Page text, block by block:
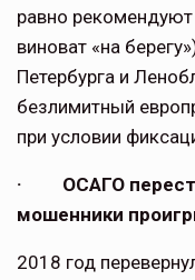
равно рекомендуют
виноват «на
Петербурга и
безлимитный
при условии
· ОСАГО
мошенники
2018 год